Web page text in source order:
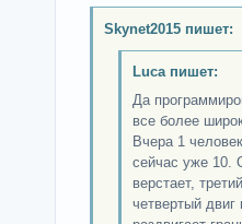
Skynet2015 пишет:
Luca пишет:
Да
все более
Вчера 1
сейчас уже 10.
верстает,
четвертый двиг